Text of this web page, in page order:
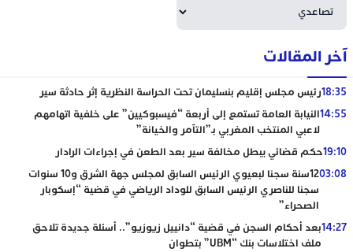
آخر المقالات
18:35رئيس مجلس إقليم بنسليمان تحت الحراسة النظرية إثر حادثة سير
14:55النيابة العامة تستمع إلى أربعة “فيسبوكيين” على خلفية اتهامهم
لاعبي المنتخب المغربي بـ”التآمر والخيانة”
19:10حكم قضائي يبطل مخالفة سير بعد الطعن في إجراءات الرادار
03:08
12سنة سجنا لبعيوي الرئيس السابق لمجلس جهة الشرق و10 سنوات
سجنا للناصري الرئيس السابق للوداد الرياضي في قضية “إسكوبار
الصحراء”
14:27بعد أحكام السجن في قضية “دانييل زيوزيو”.. أسئلة جديدة تلاحق
ملف اختلاسات بنك “UBM” بتطوان